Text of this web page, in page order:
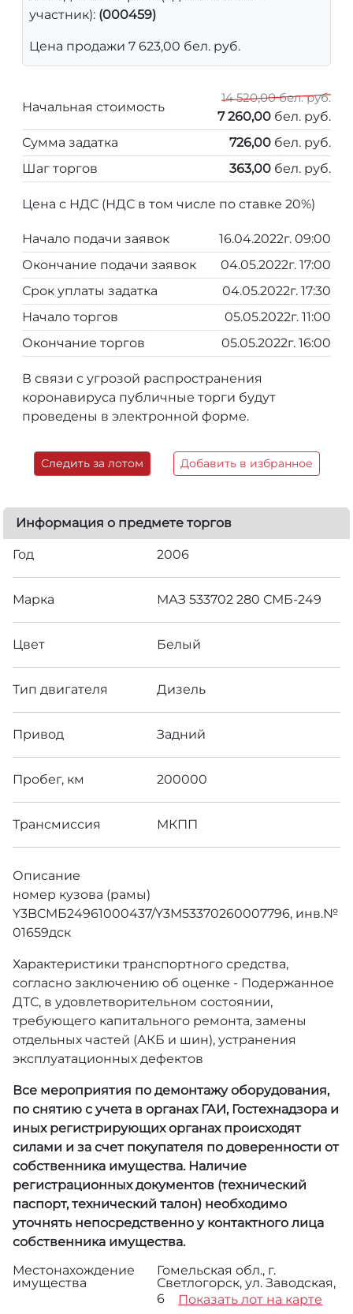
участник): (000459)
Цена продажи 7 623,00 бел. руб.
Начальная стоимость
14 520,00 бел. руб.
7 260,00 бел. руб.
Сумма задатка
726,00 бел. руб.
Шаг торгов
363,00 бел. руб.
Цена с НДС (НДС в том числе по ставке 20%)
Начало подачи заявок
16.04.2022г. 09:00
Окончание подачи заявок
04.05.2022г. 17:00
Срок уплаты задатка
04.05.2022г. 17:30
Начало торгов
05.05.2022г. 11:00
Окончание торгов
05.05.2022г. 16:00
В связи с угрозой распространения
коронавируса публичные торги будут
проведены в электронной форме.
Следить за лотом Добавить в избранное
Информация о предмете торгов
Год 2006
Марка МАЗ 533702 280 СМБ-249
Цвет Белый
Тип двигателя Дизель
Привод Задний
Пробег, км 200000
Трансмиссия МКПП
Описание
номер кузова (рамы)
Y3BCMБ24961000437/Y3M53370260007796, инв.№
01659дск
Характеристики транспортного средства,
согласно заключению об оценке - Подержанное
ДТС, в удовлетворительном состоянии,
требующего капитального ремонта, замены
отдельных частей (АКБ и шин), устранения
эксплуатационных дефектов
Все мероприятия по демонтажу оборудования,
по снятию с учета в органах ГАИ, Гостехнадзора и
иных регистрирующих органах происходят
силами и за счет покупателя по доверенности от
собственника имущества. Наличие
регистрационных документов (технический
паспорт, технический талон) необходимо
уточнять непосредственно у контактного лица
собственника имущества.
Местонахождение
имущества
Гомельская обл., г.
Светлогорск, ул. Заводская,
6
Показать лот на карте